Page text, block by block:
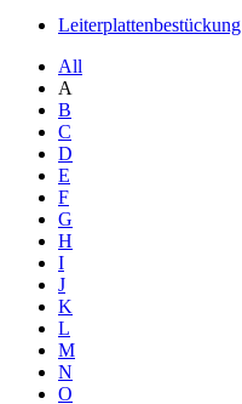
Leiterplattenbestückung
All
A
B
C
D
E
F
G
H
I
J
K
L
M
N
O